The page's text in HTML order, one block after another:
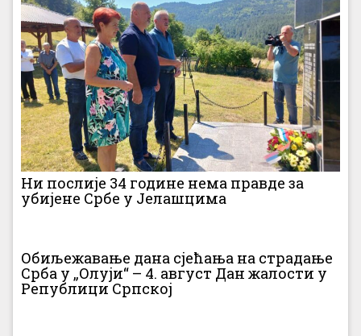
Ни послије 34 године нема правде за
убијене Србе у Јелашцима
Обиљежавање дана сјећања на страдање
Срба у „Олуји“ – 4. август Дан жалости у
Републици Српској